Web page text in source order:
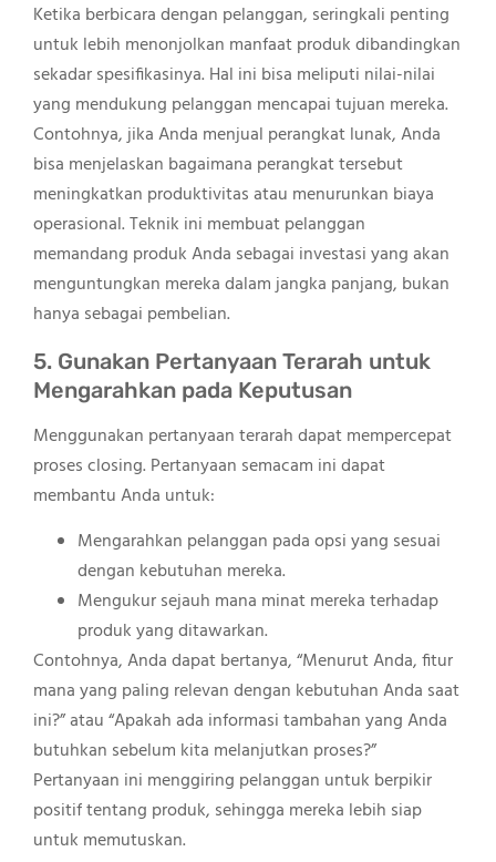
Ketika berbicara dengan pelanggan, seringkali penting
untuk lebih menonjolkan manfaat produk dibandingkan
sekadar spesifikasinya. Hal ini bisa meliputi nilai-nilai
yang mendukung pelanggan mencapai tujuan mereka.
Contohnya, jika Anda menjual perangkat lunak, Anda
bisa menjelaskan bagaimana perangkat tersebut
meningkatkan produktivitas atau menurunkan biaya
operasional. Teknik ini membuat pelanggan
memandang produk Anda sebagai investasi yang akan
menguntungkan mereka dalam jangka panjang, bukan
hanya sebagai pembelian.
5. Gunakan Pertanyaan Terarah untuk
Mengarahkan pada Keputusan
Menggunakan pertanyaan terarah dapat mempercepat
proses closing. Pertanyaan semacam ini dapat
membantu Anda untuk:
Mengarahkan pelanggan pada opsi yang sesuai
dengan kebutuhan mereka.
Mengukur sejauh mana minat mereka terhadap
produk yang ditawarkan.
Contohnya, Anda dapat bertanya, “Menurut Anda, fitur
mana yang paling relevan dengan kebutuhan Anda saat
ini?” atau “Apakah ada informasi tambahan yang Anda
butuhkan sebelum kita melanjutkan proses?”
Pertanyaan ini menggiring pelanggan untuk berpikir
positif tentang produk, sehingga mereka lebih siap
untuk memutuskan.